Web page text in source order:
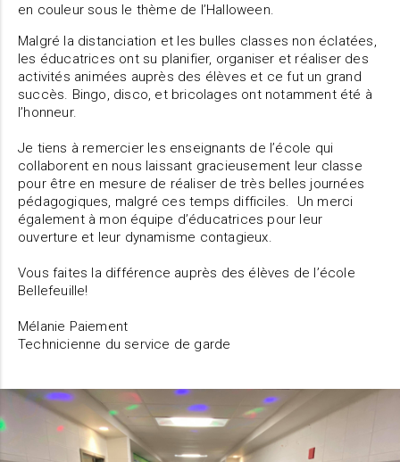
en couleur sous le thème de l’Halloween.
Malgré la distanciation et les bulles classes non éclatées,
les éducatrices ont su planifier, organiser et réaliser des
activités animées auprès des élèves et ce fut un grand
succès. Bingo, disco, et bricolages ont notamment été à
l’honneur.
Je tiens à remercier les enseignants de l’école qui
collaborent en nous laissant gracieusement leur classe
pour être en mesure de réaliser de très belles journées
pédagogiques, malgré ces temps difficiles. Un merci
également à mon équipe d’éducatrices pour leur
ouverture et leur dynamisme contagieux.
Vous faites la différence auprès des élèves de l’école
Bellefeuille!
Mélanie Paiement
Technicienne du service de garde